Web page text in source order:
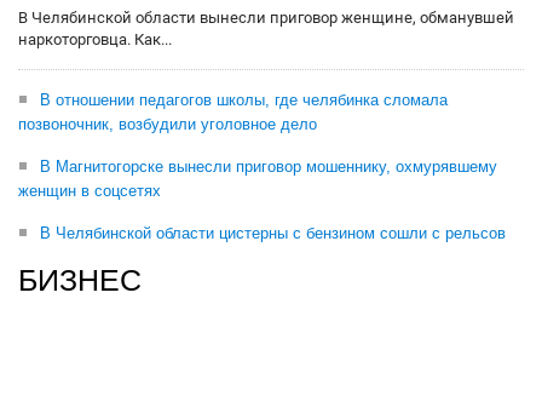
В Челябинской области вынесли приговор женщине, обманувшей
наркоторговца. Как...
В отношении педагогов школы, где челябинка сломала
позвоночник, возбудили уголовное дело
В Магнитогорске вынесли приговор мошеннику, охмурявшему
женщин в соцсетях
В Челябинской области цистерны с бензином сошли с рельсов
БИЗНЕС